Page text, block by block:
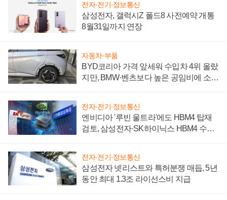
전자·전기·정보통신
삼성전자, 갤럭시Z 폴드8 사전예약 개통
8월31일까지 연장
자동차·부품
BYD코리아 가격 앞세워 수입차 4위 올랐
지만, BMW·벤츠보다 높은 공임비에 소비
전자·전기·정보통신
엔비디아 '루빈 울트라'에도 HBM4 탑재
검토, 삼성전자·SK하이닉스 HBM4 수율
전자·전기·정보통신
삼성전자 넷리스트와 특허분쟁 매듭, 5년
동안 최대 1.3조 라이선스비 지급